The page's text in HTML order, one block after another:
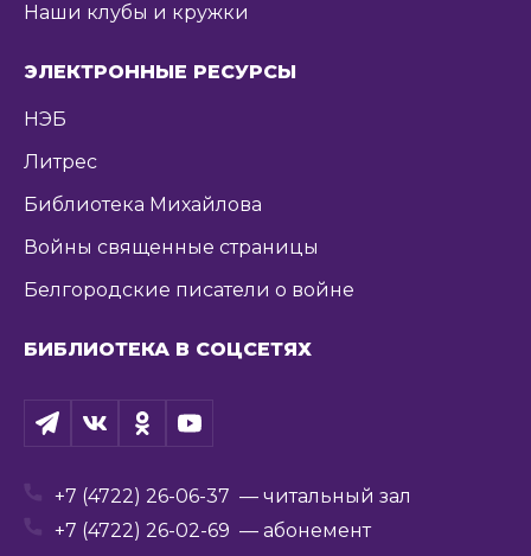
Наши клубы и кружки
ЭЛЕКТРОННЫЕ РЕСУРСЫ
НЭБ
Литрес
Библиотека Михайлова
Войны священные страницы
Белгородские писатели о войне
БИБЛИОТЕКА В СОЦСЕТЯХ
+7 (4722) 26-06-37 — читальный зал
+7 (4722) 26-02-69 — абонемент